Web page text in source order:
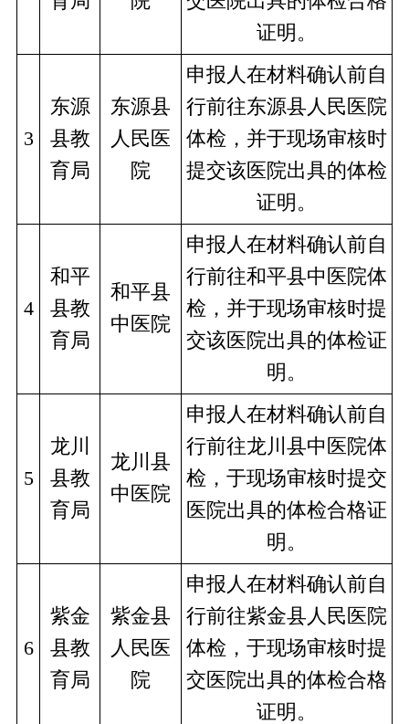
证明。
3
东源
县教
育局
东源县
人民医
院
申报人在材料确认前自
行前往东源县人民医院
体检，并于现场审核时
提交该医院出具的体检
证明。
4
和平
县教
育局
和平县
中医院
申报人在材料确认前自
行前往和平县中医院体
检，并于现场审核时提
交该医院出具的体检证
明。
5
龙川
县教
育局
龙川县
中医院
申报人在材料确认前自
行前往龙川县中医院体
检，于现场审核时提交
医院出具的体检合格证
明。
6
紫金
县教
育局
紫金县
人民医
院
申报人在材料确认前自
行前往紫金县人民医院
体检，于现场审核时提
交医院出具的体检合格
证明。